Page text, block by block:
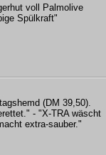
voll Palmolive
Spülkraft"
(DM 39,50).
- "X-TRA wäscht
extra-sauber."